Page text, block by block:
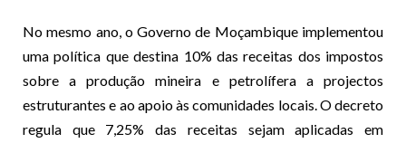
No mesmo ano, o Governo de Moçambique implementou
uma política que destina 10% das receitas dos impostos
sobre a produção mineira e petrolífera a projectos
estruturantes e ao apoio às comunidades locais. O decreto
regula que 7,25% das receitas sejam aplicadas em